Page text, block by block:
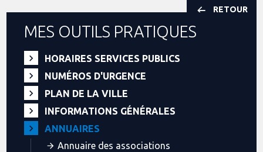
RETOUR
MES OUTILS PRATIQUES
HORAIRES SERVICES PUBLICS
NUMÉROS D'URGENCE
PLAN DE LA VILLE
INFORMATIONS GÉNÉRALES
ANNUAIRES
Annuaire des associations